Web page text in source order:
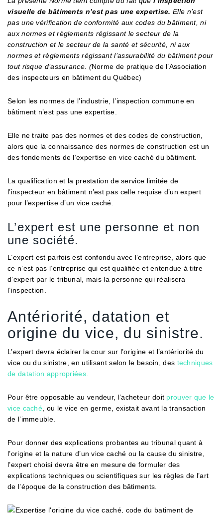
visuelle de bâtiments n’est pas une expertise. Elle n’est
pas une vérification de conformité aux codes du bâtiment, ni
aux normes et règlements régissant le secteur de la
construction et le secteur de la santé et sécurité, ni aux
normes et règlements régissant l’assurabilité du bâtiment pour
tout risque d’assurance. (Norme de pratique de l’Association
des inspecteurs en bâtiment du Québec)
Selon les normes de l’industrie, l’inspection commune en
bâtiment n’est pas une expertise.
Elle ne traite pas des normes et des codes de construction,
alors que la connaissance des normes de construction est un
des fondements de l’expertise en vice caché du bâtiment.
La qualification et la prestation de service limitée de
l’inspecteur en bâtiment n’est pas celle requise d’un expert
pour l’expertise d’un vice caché.
L’expert est une personne et non
une société.
L’expert est parfois est confondu avec l’entreprise, alors que
ce n’est pas l’entreprise qui est qualifiée et entendue à titre
d’expert par le tribunal, mais la personne qui réalisera
l’inspection.
Antériorité, datation et
origine du vice, du sinistre.
L’expert devra éclairer la cour sur l’origine et l’antériorité du
vice ou du sinistre, en utilisant selon le besoin, des techniques
de datation appropriées.
Pour être opposable au vendeur, l’acheteur doit prouver que le
vice caché , ou le vice en germe, existait avant la transaction
de l’immeuble.
Pour donner des explications probantes au tribunal quant à
l’origine et la nature d’un vice caché ou la cause du sinistre,
l’expert choisi devra être en mesure de formuler des
explications techniques ou scientifiques sur les règles de l’art
de l’époque de la construction des bâtiments.